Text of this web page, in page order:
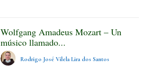
Wolfgang Amadeus Mozart – Un
músico llamado...
Rodrigo José Vilela Lira dos Santos